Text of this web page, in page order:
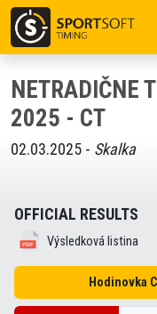
NETRADIČNE
2025 - CT
02.03.2025 - Skalka
OFFICIAL RESULTS
Výsledková listina
Hodinovka